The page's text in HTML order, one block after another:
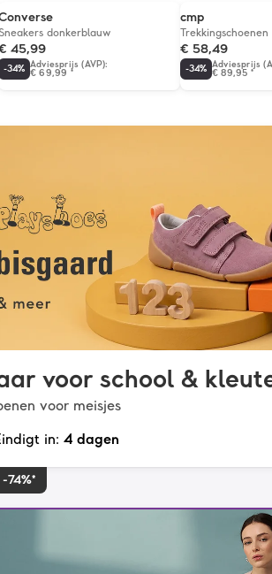
donkerblauw
45,99
-34% Adviesprijs (AVP):
€ 69,99 *
cmp
€ 58,49
-34% Adviesprijs
€ 89,95 *
voor school &
voor meisjes
in: 4 dagen
74%*